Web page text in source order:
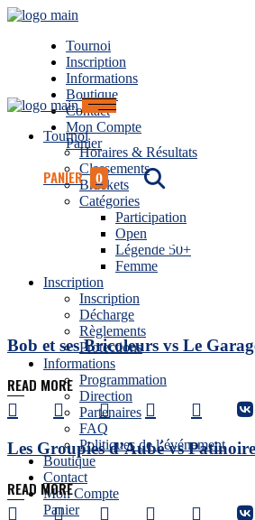
Tournoi
Inscription
Informations
Boutique
Contact
Mon Compte
Panier
PANIER 0
Tournoi
Horaires & Résultats
Classements
Brackets
Catégories
Participation
Open
Légende 50+
Femme
Inscription
Inscription
Décharge
Règlements
Protections
Informations
Programmation
Direction
Partenaires
FAQ
Politiques de l’événement
Boutique
Contact
Mon Compte
Panier
Archive
Bob et ses Bricoleurs vs Le
READ MORE
Les Groupies d’Aubé vs
READ MORE